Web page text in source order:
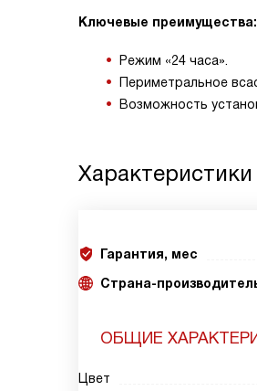
Ключевые преимущества:
Режим «24 часа».
Периметральное
Возможность
Характеристики
Гарантия, мес
Страна-
ОБЩИЕ
Цвет